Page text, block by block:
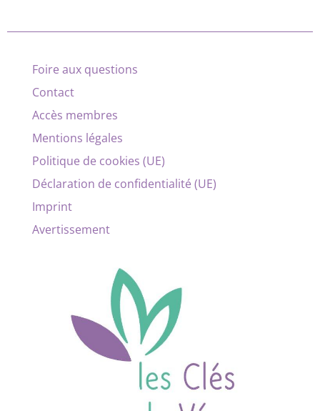
Foire aux questions
Contact
Accès membres
Mentions légales
Politique de cookies (UE)
Déclaration de confidentialité (UE)
Imprint
Avertissement